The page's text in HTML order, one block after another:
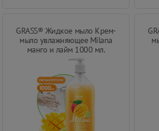
GRASS® Жидкое мыло Крем-
мыло увлажняющее Milana
манго и лайм 1000 мл.